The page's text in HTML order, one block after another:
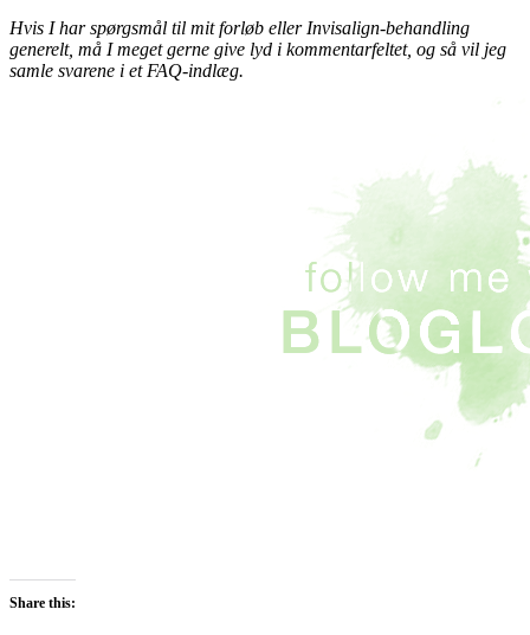
Hvis I har spørgsmål til mit forløb eller Invisalign-behandling
generelt, må I meget gerne give lyd i kommentarfeltet, og så vil jeg
samle svarene i et FAQ-indlæg.
Share this: